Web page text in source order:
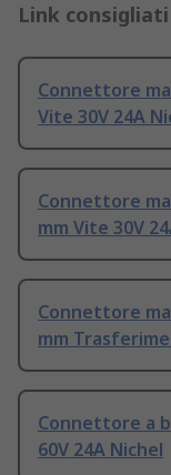
Link consigliati
Connettore
Vite 30V 24A
Connettore
mm Vite 30V
Connettore
mm
Connettore a
60V 24A Nichel